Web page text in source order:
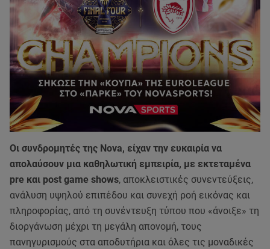
Οι συνδρομητές της Nova, είχαν την ευκαιρία να
απολαύσουν μια καθηλωτική εμπειρία, με εκτεταμένα
pre και post game shows, αποκλειστικές συνεντεύξεις,
ανάλυση υψηλού επιπέδου και συνεχή ροή εικόνας και
πληροφορίας, από τη συνέντευξη τύπου που «άνοιξε» τη
διοργάνωση μέχρι τη μεγάλη απονομή, τους
πανηγυρισμούς στα αποδυτήρια και όλες τις μοναδικές